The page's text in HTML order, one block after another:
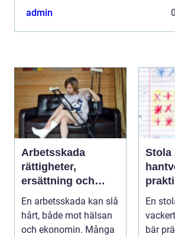
djupdykning i potatisodlandets
admin
Arbetsskada
rättigheter,
ersättning och
vägen vidare
En arbetsskada kan slå
hårt, både mot hälsan
och ekonomin. Många
Stola
En
bär